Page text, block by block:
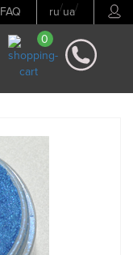
FAQ ru/ua/
0
Наступний товар